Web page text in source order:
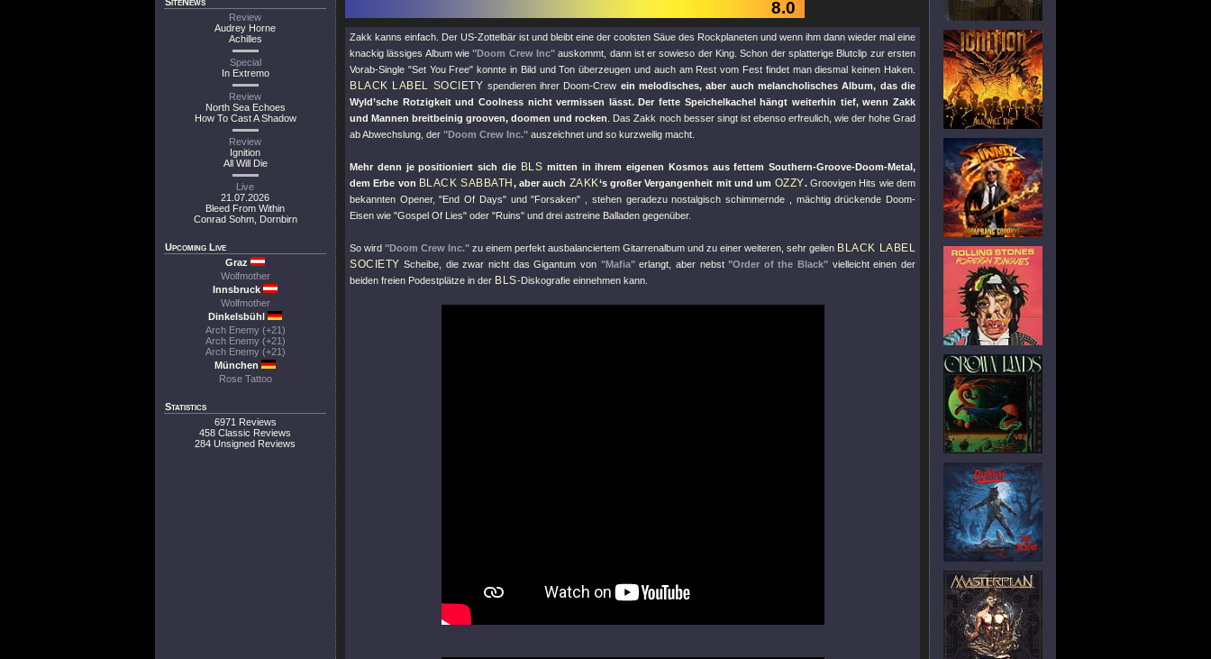
Review
Audrey Horne
Achilles
Special
In Extremo
Review
North Sea Echoes
How To Cast A Shadow
Review
Ignition
All Will Die
Live
21.07.2026
Bleed From Within
Conrad Sohm, Dornbirn
Upcoming Live
Graz
Wolfmother
Innsbruck
Wolfmother
Dinkelsbühl
Arch Enemy (+21)
Arch Enemy (+21)
Arch Enemy (+21)
München
Rose Tattoo
Statistics
6971 Reviews
458 Classic Reviews
284 Unsigned Reviews
8.0
Zakk kanns einfach. Der US-Zottelbär ist und bleibt eine der coolsten Säue des Rockplaneten und wenn ihm dann wieder mal eine
knackig lässiges Album wie"Doom Crew Inc"auskommt, dann ist er sowieso der King. Schon der splatterige Blutclip zur ersten
Vorab-Single "Set You Free" konnte in Bild und Ton überzeugen und auch am Rest vom Fest findet man diesmal keinen Haken.
BLACK LABEL SOCIETY spendieren ihrer Doom-Crew ein melodisches, aber auch melancholisches Album, das die
Wyld’sche Rotzigkeit und Coolness nicht vermissen lässt. Der fette Speichelkachel hängt weiterhin tief, wenn Zakk
und Mannen breitbeinig grooven, doomen und rocken
. Das Zakk noch besser singt ist ebenso erfreulich, wie der hohe Grad
ab Abwechslung, der "Doom Crew Inc." auszeichnet und so kurzweilig macht.
Mehr denn je positioniert sich die BLS mitten in ihrem eigenen Kosmos aus fettem Southern-Groove-Doom-Metal,
dem Erbe von BLACK SABBATH , aber auch ZAKK‘s großer Vergangenheit mit und um OZZY.Groovigen Hits wie dem
bekannten Opener,"End Of Days"und"Forsaken" , stehen geradezu nostalgisch schimmernde , mächtig drückende Doom-
Eisen wie "Gospel Of Lies" oder "Ruins" und drei astreine Balladen gegenüber.
So wird"Doom Crew Inc." zu einem perfekt ausbalanciertem Gitarrenalbum und zu einer weiteren, sehr geilen BLACK LABEL
SOCIETY Scheibe, die zwar nicht das Gigantum von "Mafia"erlangt, aber nebst"Order of the Black" vielleicht einen der
beiden freien Podestplätze in der BLS-Diskografie einnehmen kann.